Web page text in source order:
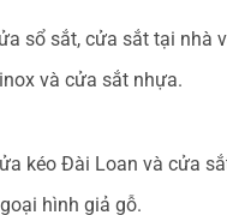
sổ sắt, cửa sắt tại nhà
và cửa sắt nhựa.
kéo Đài Loan và cửa
hình giả gỗ.